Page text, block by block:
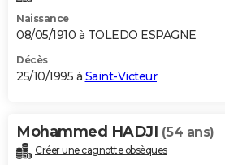
Naissance
08/05/1910 à TOLEDO ESPAGNE
Décès
25/10/1995 à Saint-Victeur
Mohammed HADJI (54 ans)
Créer une cagnotte obsèques